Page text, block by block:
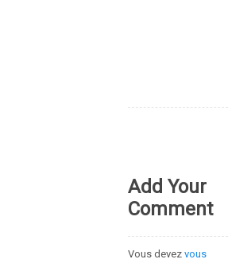
Add Your
Comment
Vous devez vous